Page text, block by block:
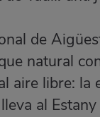
de
natural
aire libre: la
al